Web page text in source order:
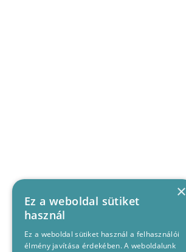
×
Ez a weboldal sütiket
használ
Ez a weboldal sütiket használ a felhasználói
élmény javítása érdekében. A weboldalunk